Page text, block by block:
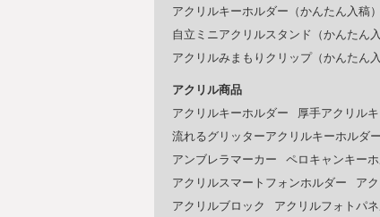
アクリルキーホルダー（かんたん入稿）
自立ミニアクリルスタンド（かんたん入
アクリルみまもりクリップ（かんたん入
アクリル商品
アクリルキーホルダー
厚手アクリル
流れるグリッターアクリルキーホルダー
アンブレラマーカー
ペロキャンキー
アクリルスマートフォンホルダー
ア
アクリルブロック
アクリルフォトパ